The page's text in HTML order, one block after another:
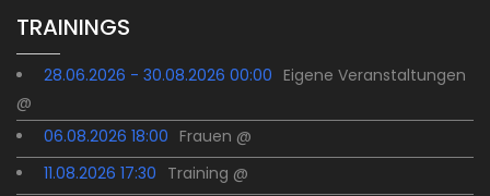
TRAININGS
28.06.2026 - 30.08.2026 00:00 Eigene Veranstaltungen
@
06.08.2026 18:00 Frauen @
11.08.2026 17:30 Training @